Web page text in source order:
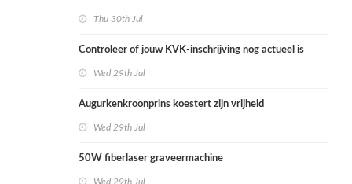
Thu 30th Jul
Controleer of jouw KVK-inschrijving nog actueel is
Wed 29th Jul
Augurkenkroonprins koestert zijn vrijheid
Wed 29th Jul
50W fiberlaser graveermachine
Wed 29th Jul